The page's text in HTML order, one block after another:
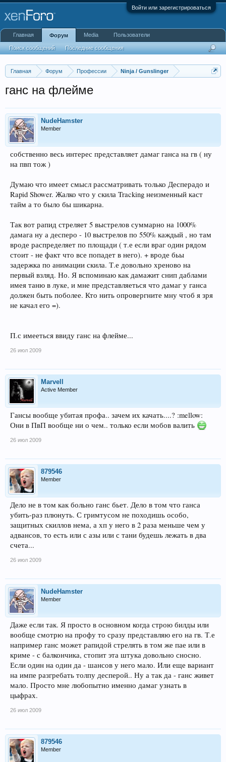
Войти или зарегистрироваться
Главная Форум Профессии Ninja / Gunslinger
ганс на флейме
NudeHamster
Member
собственно весь интерес представляет дамаг ганса на гв ( ну
на пвп тож )
Думаю что имеет смысл рассматривать только Десперадо и
Rapid Shower. Жалко что у скила Tracking неизменный каст
тайм а то было бы шикарна.
Так вот рапид стреляет 5 выстрелов суммарно на 1000%
дамага ну а десперо - 10 выстрелов по 550% каждый , но там
вроде распределяет по площади ( т.е если враг один рядом
стоит - не факт что все попадет в него). + вроде бьы
задержка по анимации скила. Т.е довольно хреново на
первый взляд. Но. Я вспоминаю как дамажит снип даблами
имея таню в луке, и мне представляеться что дамаг у ганса
должен быть поболее. Кто нить опровергните мну чтоб я зря
не качал его =).
П.с имееться ввиду ганс на флейме...
26 июл 2009
Marvell
Active Member
Гансы вообще убитая профа.. зачем их качать....? :mellow:
Они в ПвП вообще ни о чем.. только если мобов валить
26 июл 2009
879546
Member
Дело не в том как больно ганс бьет. Дело в том что ганса
убить-раз плюнуть. С гримтусом не походишь особо,
защитных скиллов нема, а хп у него в 2 раза меньше чем у
адвансов, то есть или с азы или с тани будешь лежать в два
счета...
26 июл 2009
NudeHamster
Member
Даже если так. Я просто в основном когда строю билды или
вообще смотрю на профу то сразу представляю его на гв. Т.е
например ганс может рапидой стрелять в том же пае или в
криме - с балкончика, стопит эта штука довольно сносно.
Если один на один да - шансов у него мало. Или еще вариант
на импе разгребать толпу десперой.. Ну а так да - ганс живет
мало. Просто мне любопытно именно дамаг узнать в
цыфрах.
26 июл 2009
879546
Member
Главная Форум
Поиск сообщений Последние сообщения
Media Пользователи